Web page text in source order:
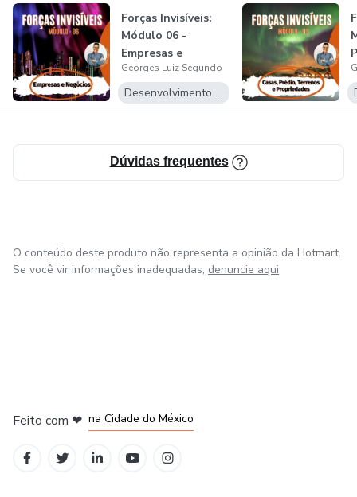
Forças Invisíveis:
Módulo 06 -
Empresas e
Negócios
Georges Luiz Segundo
Desenvolvimento Pessoal
Dúvidas frequentes
O conteúdo deste produto não representa a opinião da Hotmart.
Se você vir informações inadequadas, denuncie aqui
Feito com ❤ na Cidade do México